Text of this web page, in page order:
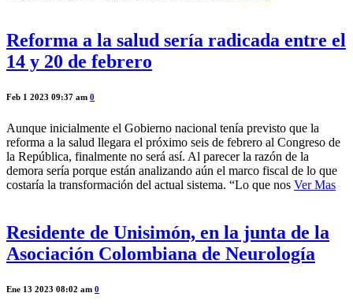
Reforma a la salud sería radicada entre el
14 y 20 de febrero
Feb 1 2023 09:37 am 0
Aunque inicialmente el Gobierno nacional tenía previsto que la
reforma a la salud llegara el próximo seis de febrero al Congreso de
la República, finalmente no será así. Al parecer la razón de la
demora sería porque están analizando aún el marco fiscal de lo que
costaría la transformación del actual sistema. “Lo que nos Ver Mas
Residente de Unisimón, en la junta de la
Asociación Colombiana de Neurología
Ene 13 2023 08:02 am 0